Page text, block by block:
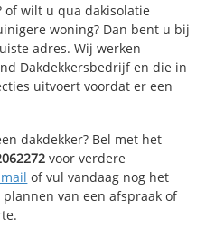
of wilt u qua dakisolatie
woning? Dan bent u bij
adres. Wij werken
Dakdekkersbedrijf en die in
uitvoert voordat er een
dakdekker? Bel met het
voor verdere
of vul vandaag nog het
van een afspraak of